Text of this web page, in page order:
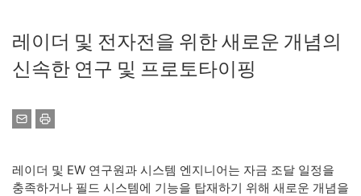
레이더 및 전자전을 위한 새로운 개념의
신속한 연구 및 프로토타이핑
레이더 및 EW 연구원과 시스템 엔지니어는 자금 조달 일정을
충족하거나 필드 시스템에 기능을 탑재하기 위해 새로운 개념을